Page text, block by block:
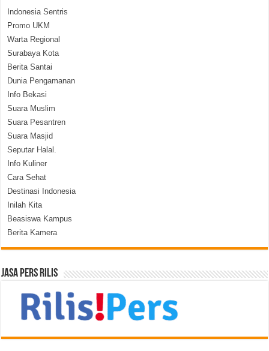
Indonesia Sentris
Promo UKM
Warta Regional
Surabaya Kota
Berita Santai
Dunia Pengamanan
Info Bekasi
Suara Muslim
Suara Pesantren
Suara Masjid
Seputar Halal.
Info Kuliner
Cara Sehat
Destinasi Indonesia
Inilah Kita
Beasiswa Kampus
Berita Kamera
Jasa Pers Rilis